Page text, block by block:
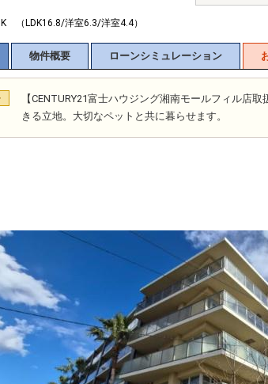
（LDK16.8/洋室6.3/洋室4.4）
物件概要 ローンシミュレーション
【CENTURY21富士ハウジング湘南モールフィル店
きる立地。大切なペットと共に暮らせます。